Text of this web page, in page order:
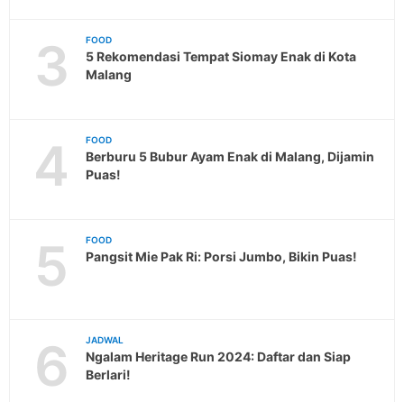
3 FOOD
5 Rekomendasi Tempat Siomay Enak di Kota
Malang
4 FOOD
Berburu 5 Bubur Ayam Enak di Malang, Dijamin
Puas!
5 FOOD
Pangsit Mie Pak Ri: Porsi Jumbo, Bikin Puas!
6 JADWAL
Ngalam Heritage Run 2024: Daftar dan Siap
Berlari!